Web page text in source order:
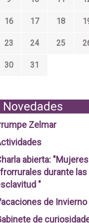
16 17 18
23 24 25
30
31
Novedades
Zelmar
abierta:
durante
"
de Invierno
de